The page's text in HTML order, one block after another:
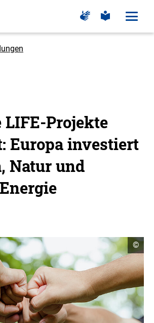
Zur
Seite
Gebärdensprache
Zur
Seite
leichte
Menü
LIFE-Projekte
Europa investiert
Natur und
C
o
y
r
g
h
t
I
©